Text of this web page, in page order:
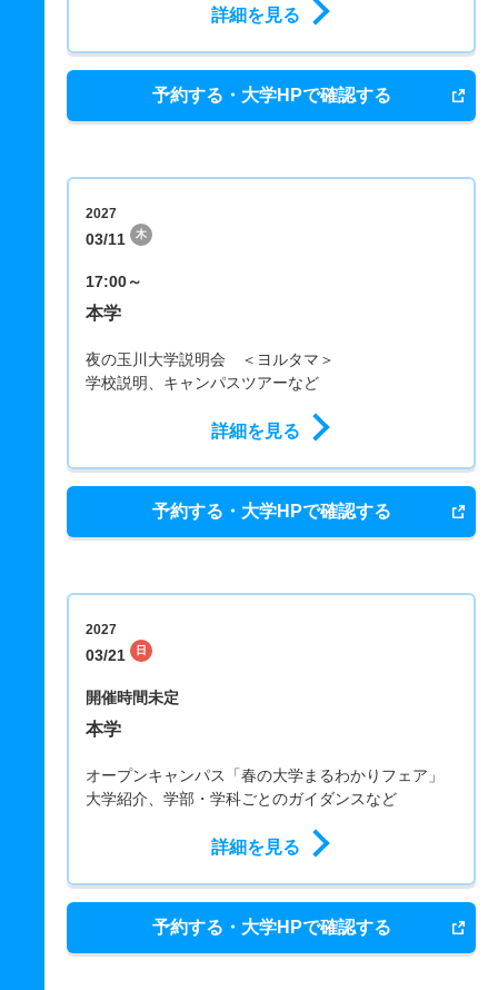
詳細を見る
予約する・大学HPで確認する
2027
03/11 木
17:00～
本学
夜の玉川大学説明会 ＜ヨルタマ＞
学校説明、キャンパスツアーなど
詳細を見る
予約する・大学HPで確認する
2027
03/21 日
開催時間未定
本学
オープンキャンパス「春の大学まるわかりフェア」
大学紹介、学部・学科ごとのガイダンスなど
詳細を見る
予約する・大学HPで確認する